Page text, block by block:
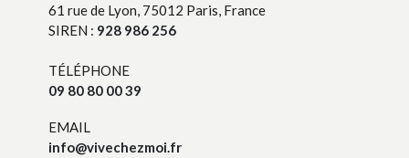
61 rue de Lyon, 75012 Paris, France
SIREN : 928 986 256
TÉLÉPHONE
09 80 80 00 39
EMAIL
info@vivechezmoi.fr